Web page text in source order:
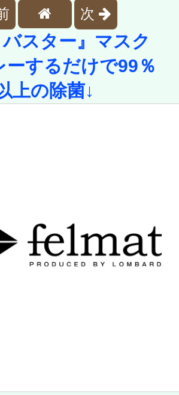
次
スター』マスク
ーするだけで99％
上の除菌↓